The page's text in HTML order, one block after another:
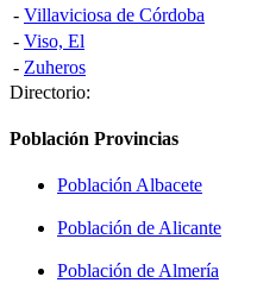
- Villaviciosa de Córdoba
- Viso, El
- Zuheros
Directorio:
Población Provincias
Población Albacete
Población de Alicante
Población de Almería